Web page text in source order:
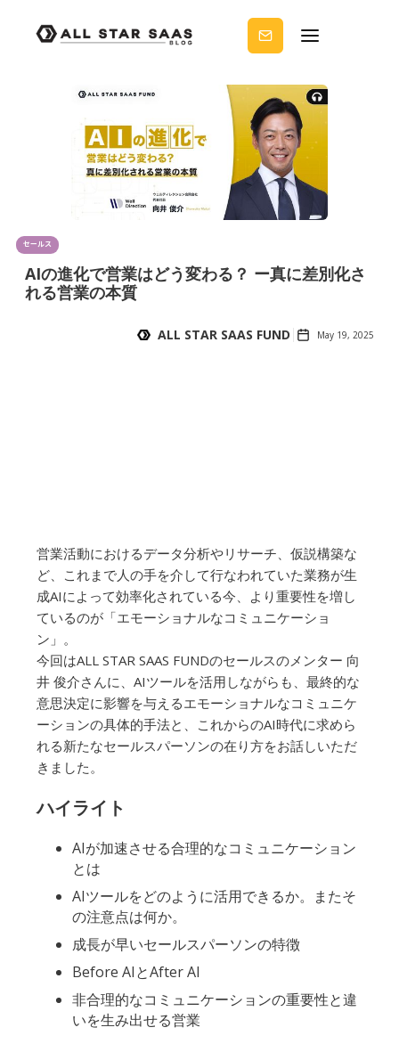
ノウ
ハウ
を受
りま
せん
か？
セールス
AIの進化で営業はどう変わる？ ー真に差別化さ
れる営業の本質
ALL STAR SAAS FUND May 19, 2025
営業活動におけるデータ分析やリサーチ、仮説構築な
ど、これまで人の手を介して行なわれていた業務が生
成AIによって効率化されている今、より重要性を増し
ているのが「エモーショナルなコミュニケーショ
ン」。
今回はALL STAR SAAS FUNDのセールスのメンター 向
井 俊介さんに、AIツールを活用しながらも、最終的な
意思決定に影響を与えるエモーショナルなコミュニケ
ーションの具体的手法と、これからのAI時代に求めら
れる新たなセールスパーソンの在り方をお話しいただ
きました。
ハイライト
AIが加速させる合理的なコミュニケーション
とは
AIツールをどのように活用できるか。またそ
の注意点は何か。
成長が早いセールスパーソンの特徴
Before AIとAfter AI
非合理的なコミュニケーションの重要性と違
いを生み出せる営業